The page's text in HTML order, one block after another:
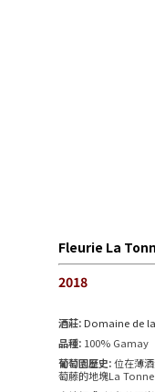
Fleurie La
2018
酒莊:Domaine de
品種: 100% Gamay
葡萄園歷史:位在薄
萄藤的地塊La Tonne